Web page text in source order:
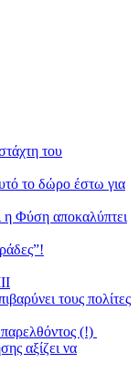
του
το δώρο έστω για
η Φύση αποκαλύπτει
τους πολίτες
παρελθόντος (!)
αξίζει να